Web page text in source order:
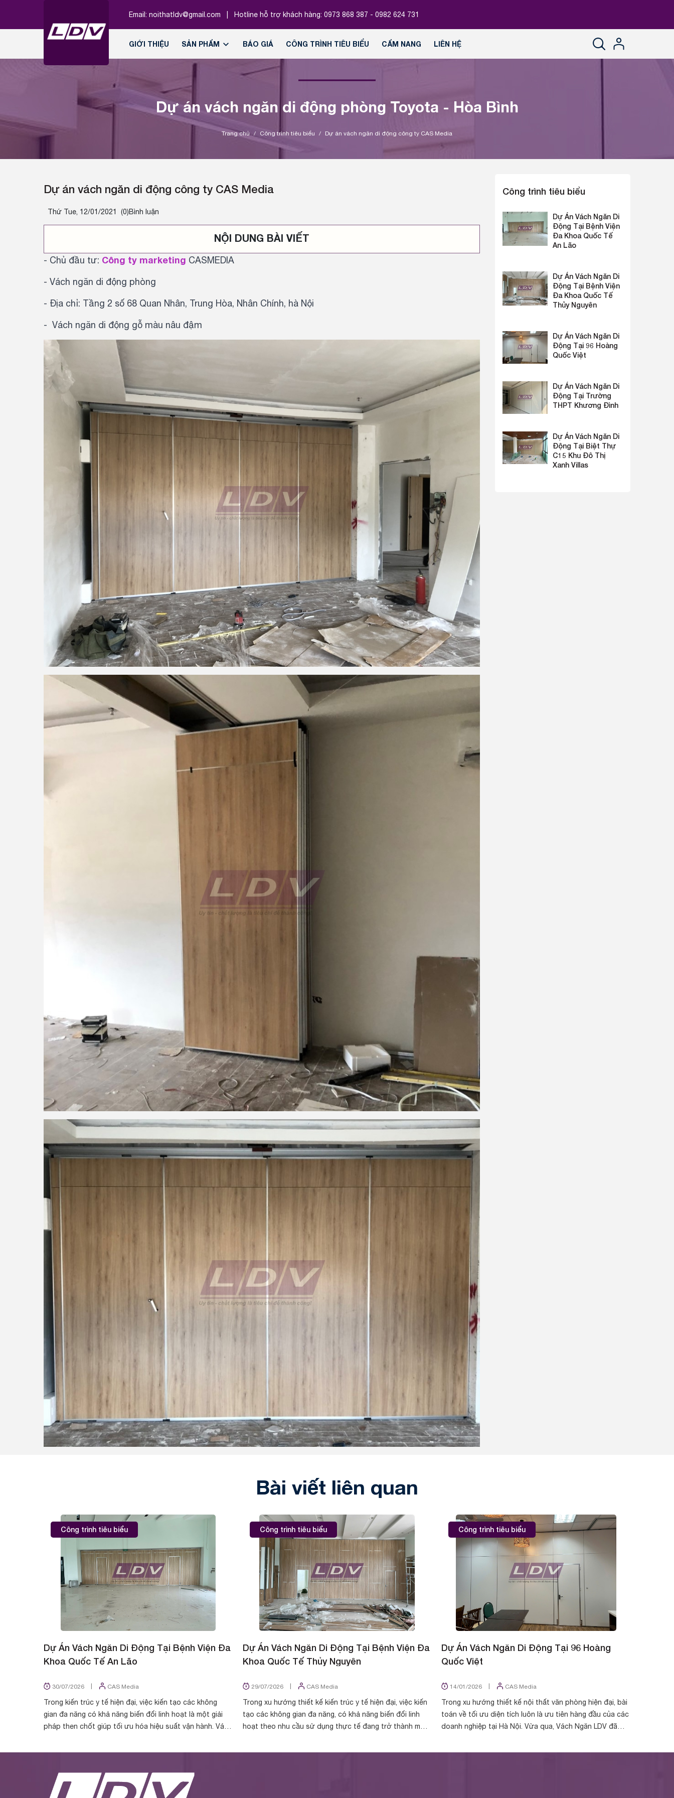
Email: noithatldv@gmail.com Hotline hỗ trợ khách hàng: 0973 868 387 - 0982 624 731
GIỚI THIỆU SẢN PHẨM BÁO GIÁ CÔNG TRÌNH TIÊU BIỂU CẨM NANG LIÊN HỆ
Dự án vách ngăn di động phòng Toyota - Hòa Bình
Trang chủ / Công trình tiêu biểu / Dự án vách ngăn di động công ty CAS Media
Dự án vách ngăn di động công ty CAS Media
Thứ Tue, 12/01/2021 (0)Bình luận
NỘI DUNG BÀI VIẾT
- Chủ đầu tư: Công ty marketing CASMEDIA
- Vách ngăn di động phòng
- Địa chỉ: Tầng 2 số 68 Quan Nhân, Trung Hòa, Nhân Chính, hà Nội
- Vách ngăn di động gỗ màu nâu đậm
Công trình tiêu biểu
Dự Án Vách Ngăn Di
Động Tại Bệnh Viện
Đa Khoa Quốc Tế
An Lão
Dự Án Vách Ngăn Di
Động Tại Bệnh Viện
Đa Khoa Quốc Tế
Thủy Nguyên
Dự Án Vách Ngăn Di
Động Tại 96 Hoàng
Quốc Việt
Dự Án Vách Ngăn Di
Động Tại Trường
THPT Khương Đình
Dự Án Vách Ngăn Di
Động Tại Biệt Thự
C15 Khu Đô Thị
Xanh Villas
Bài viết liên quan
Công trình tiêu biểu
Dự Án Vách Ngăn Di Động Tại Bệnh Viện Đa
Khoa Quốc Tế An Lão
30/07/2026 | CAS Media
Trong kiến trúc y tế hiện đại, việc kiến tạo các không
gian đa năng có khả năng biến đổi linh hoạt là một giải
pháp then chốt giúp tối ưu hóa hiệu suất vận hành. Vách
Công trình tiêu biểu
Dự Án Vách Ngăn Di Động Tại Bệnh Viện Đa
Khoa Quốc Tế Thủy Nguyên
29/07/2026 | CAS Media
Trong xu hướng thiết kế kiến trúc y tế hiện đại, việc kiến
tạo các không gian đa năng, có khả năng biến đổi linh
hoạt theo nhu cầu sử dụng thực tế đang trở thành một
Công trình tiêu biểu
Dự Án Vách Ngăn Di Động Tại 96 Hoàng
Quốc Việt
14/01/2026 | CAS Media
Trong xu hướng thiết kế nội thất văn phòng hiện đại, bài
toán về tối ưu diện tích luôn là ưu tiên hàng đầu của các
doanh nghiệp tại Hà Nội. Vừa qua, Vách Ngăn LDV đã